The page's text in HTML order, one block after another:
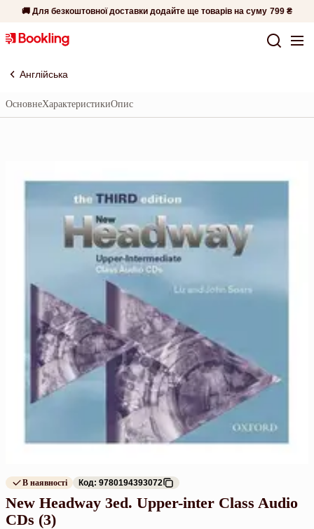
🚚 Для безкоштовної доставки додайте ще товарів на суму 799 ₴
Англійська
ОсновнеХарактеристикиОпис
В наявності Код: 9780194393072
New Headway 3ed. Upper-inter Class Audio
CDs (3)